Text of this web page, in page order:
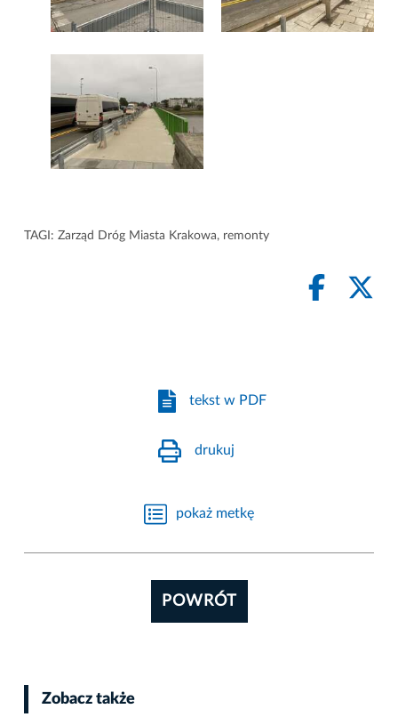
TAGI: Zarząd Dróg Miasta Krakowa, remonty
tekst w PDF
drukuj
pokaż metkę
POWRÓT
Zobacz także